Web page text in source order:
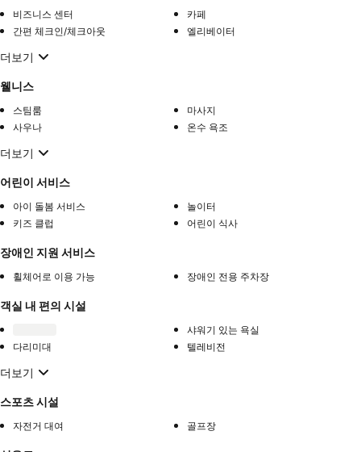
비즈니스 센터
카페
간편 체크인/체크아웃
엘리베이터
더보기
웰니스
스팀룸
마사지
사우나
온수 욕조
더보기
어린이 서비스
아이 돌봄 서비스
놀이터
키즈 클럽
어린이 식사
장애인 지원 서비스
휠체어로 이용 가능 장애인 전용 주차장
객실 내 편의 시설
샤워기 있는 욕실
다리미대
텔레비전
더보기
스포츠 시설
자전거 대여 골프장